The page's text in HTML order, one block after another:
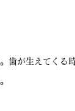
歯が生えてくる